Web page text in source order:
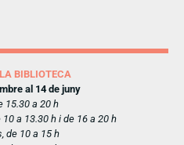
BIBLIOTECA
al 14 de juny
15.30 a 20 h
a 13.30 h i de 16 a 20 h
de 10 a 15 h